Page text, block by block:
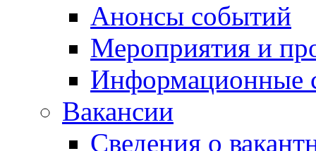
Анонсы событий
Мероприятия и
Информационные
Вакансии
Сведения о